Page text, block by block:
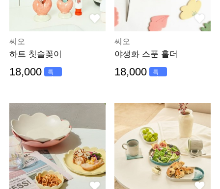
씨오
하트 칫솔꽂이
18,000
특
가
씨오
야생화 스푼 홀더
18,000
특
가